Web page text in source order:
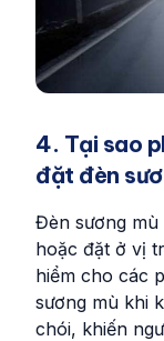
4. Tại sao
đặt đèn
Đèn sương
hoặc đặt ở vị
hiểm cho các
sương mù khi
chói, khiến